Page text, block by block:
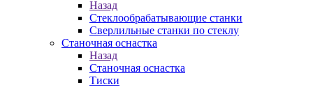
Назад
Стеклообрабатывающие станки
Сверлильные станки по стеклу
Станочная оснастка
Назад
Станочная оснастка
Тиски